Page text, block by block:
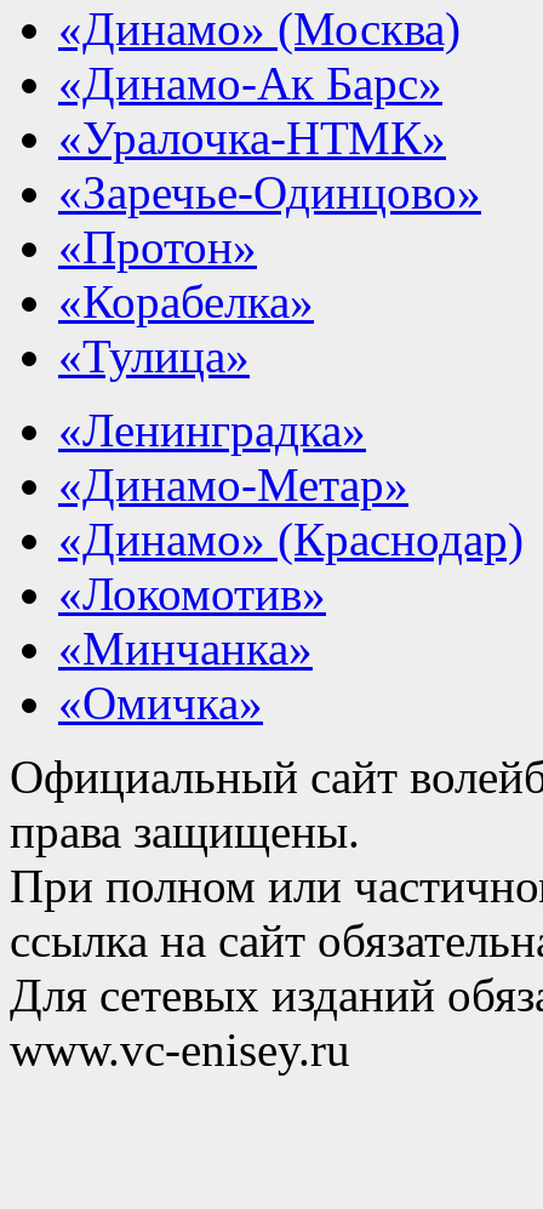
«Динамо» (Москва)
«Динамо-Ак Барс»
«Уралочка-НТМК»
«Заречье-Одинцово»
«Протон»
«Корабелка»
«Тулица»
«Ленинградка»
«Динамо-Метар»
«Динамо» (Краснодар)
«Локомотив»
«Минчанка»
«Омичка»
Официальный сайт
права защищены.
При полном или
ссылка на сайт
Для сетевых изданий
www.vc-enisey.ru